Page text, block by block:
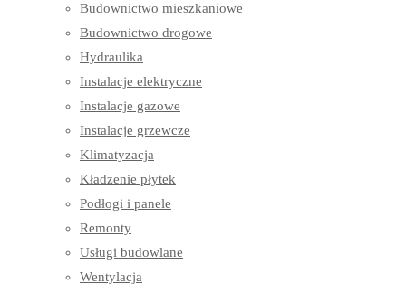
Budownictwo mieszkaniowe
Budownictwo drogowe
Hydraulika
Instalacje elektryczne
Instalacje gazowe
Instalacje grzewcze
Klimatyzacja
Kładzenie płytek
Podłogi i panele
Remonty
Usługi budowlane
Wentylacja